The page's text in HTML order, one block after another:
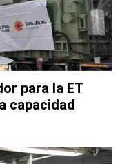
para la ET
capacidad